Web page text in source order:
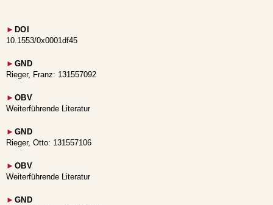
► DOI
10.1553/0x0001df45
► GND
Rieger, Franz: 131557092
► OBV
Weiterführende Literatur
► GND
Rieger, Otto: 131557106
► OBV
Weiterführende Literatur
► GND